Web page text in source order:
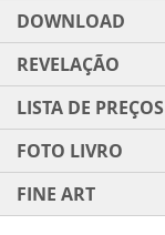
DOWNLOAD
REVELAÇÃO
LISTA DE PREÇOS
FOTO LIVRO
FINE ART